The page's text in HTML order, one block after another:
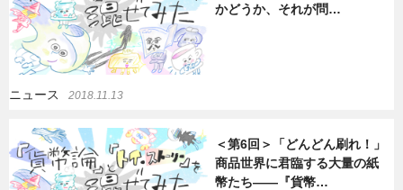
かどうか、それが問…
ニュース 2018.11.13
＜第6回＞「どんどん刷れ！」
商品世界に君臨する大量の紙
幣たち――『貨幣…